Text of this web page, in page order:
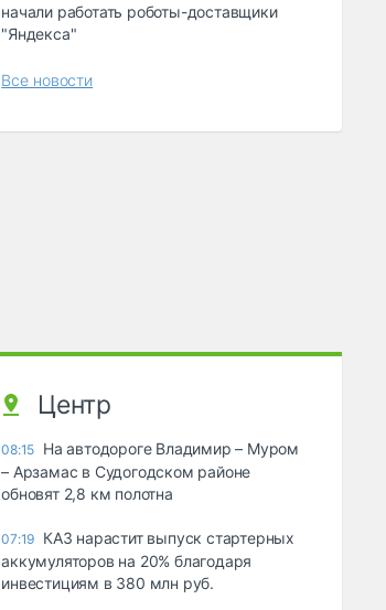
начали работать роботы-доставщики
"Яндекса"
Все новости
Центр
08:15 На автодороге Владимир – Муром
– Арзамас в Судогодском районе
обновят 2,8 км полотна
07:19 КАЗ нарастит выпуск стартерных
аккумуляторов на 20% благодаря
инвестициям в 380 млн руб.